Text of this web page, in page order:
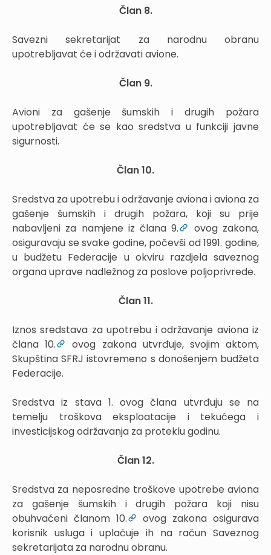
Član 8.
Savezni sekretarijat za narodnu obranu
upotrebljavat će i održavati avione.
Član 9.
Avioni za gašenje šumskih i drugih požara
upotrebljavat će se kao sredstva u funkciji javne
sigurnosti.
Član 10.
Sredstva za upotrebu i održavanje aviona i aviona za
gašenje šumskih i drugih požara, koji su prije
nabavljeni za namjene iz člana 9.
ovog zakona,
osiguravaju se svake godine, počevši od 1991. godine,
u budžetu Federacije u okviru razdjela saveznog
organa uprave nadležnog za poslove poljoprivrede.
Član 11.
Iznos sredstava za upotrebu i održavanje aviona iz
člana 10.
ovog zakona utvrđuje, svojim aktom,
Skupština SFRJ istovremeno s donošenjem budžeta
Federacije.
Sredstva iz stava 1. ovog člana utvrđuju se na
temelju troškova eksploatacije i tekućega i
investicijskog održavanja za proteklu godinu.
Član 12.
Sredstva za neposredne troškove upotrebe aviona
za gašenje šumskih i drugih požara koji nisu
obuhvaćeni članom 10.
ovog zakona osigurava
korisnik usluga i uplaćuje ih na račun Saveznog
sekretarijata za narodnu obranu.